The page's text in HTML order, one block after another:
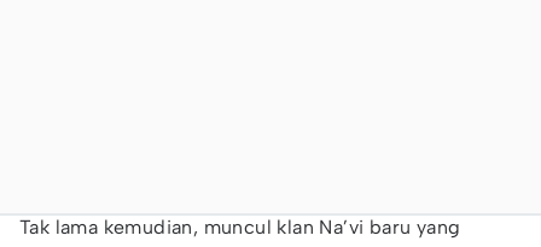
Tak lama kemudian, muncul klan Na’vi baru yang